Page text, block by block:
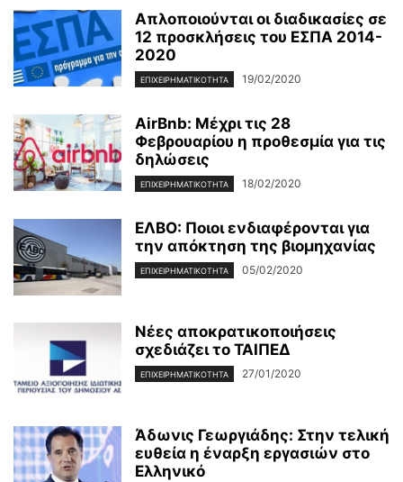
Απλοποιούνται οι διαδικασίες σε
12 προσκλήσεις του ΕΣΠΑ 2014-
2020
ΕΠΙΧΕΙΡΗΜΑΤΙΚΌΤΗΤΑ 19/02/2020
AirBnb: Μέχρι τις 28
Φεβρουαρίου η προθεσμία για τις
δηλώσεις
ΕΠΙΧΕΙΡΗΜΑΤΙΚΌΤΗΤΑ 18/02/2020
ΕΛΒΟ: Ποιοι ενδιαφέρονται για
την απόκτηση της βιομηχανίας
ΕΠΙΧΕΙΡΗΜΑΤΙΚΌΤΗΤΑ 05/02/2020
Νέες αποκρατικοποιήσεις
σχεδιάζει το ΤΑΙΠΕΔ
ΕΠΙΧΕΙΡΗΜΑΤΙΚΌΤΗΤΑ 27/01/2020
Άδωνις Γεωργιάδης: Στην τελική
ευθεία η έναρξη εργασιών στο
Ελληνικό